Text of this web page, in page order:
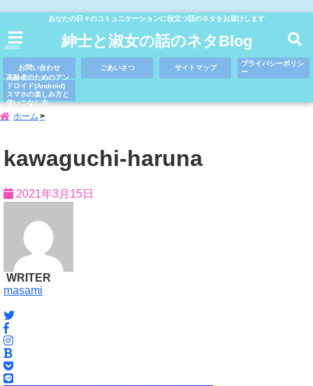
あなたの日々のコミュニケーションに役立つ話のネタをお届けします
menu 紳士と淑女の話のネタBlog
お問い合わせ ごあいさつ サイトマップ
プライバシーポリシ
ー
高齢者のためのアン
ドロイド(Android)
スマホの楽しみ方と
使いこなし方
ホーム
kawaguchi-haruna
2021年3月15日
WRITER
masami